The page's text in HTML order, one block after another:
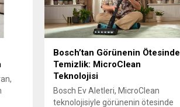
Bosch’tan Görünenin Ötesinde
Temizlik: MicroClean
Teknolojisi
Bosch Ev Aletleri, MicroClean
teknolojisiyle görünenin ötesinde